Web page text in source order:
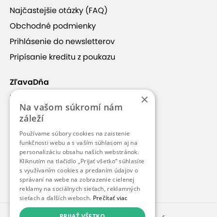
Plynové injekcie v ŠNOPe
Platnosť kupónu je od 16.7.2026 do
15.10.2026 podľa dostupnosti.
6,90 €
Špecializovaná nemocnica pre
ortopedickú protetiku Bratislava, n.o.
Najčastejšie otázky (FAQ)
Obchodné podmienky
Prihlásenie do newsletterov
Pripísanie kreditu z poukazu
ZľavaDňa
Náš príbeh
Kontakt
Kariéra
Blog
Pre médiá
Pre partnerov
×
Na vašom súkromí nám
záleží
Používame súbory cookies na zaistenie
funkčnosti webu a s vaším súhlasom aj na
personalizáciu obsahu našich webstránok.
Kliknutím na tlačidlo „Prijať všetko“ súhlasíte
s využívaním cookies a predaním údajov o
správaní na webe na zobrazenie cielenej
reklamy na sociálnych sieťach, reklamných
sieťach a ďalších weboch. Prečítať viac